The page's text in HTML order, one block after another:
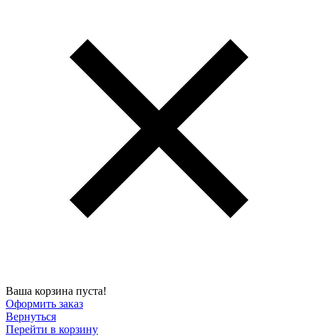
Ваша корзина пуста!
Оформить заказ
Вернуться
Перейти в корзину